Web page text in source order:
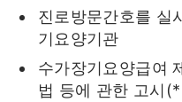
진로방문간호를 실
기요양기관
수가장기요양급여
법 등에 관한 고시